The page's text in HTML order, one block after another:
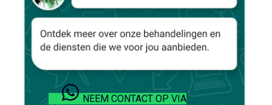
NEEM CONTACT OP VIA